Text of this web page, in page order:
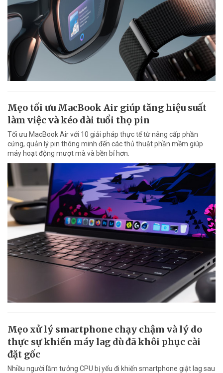
Mẹo tối ưu MacBook Air giúp tăng hiệu suất
làm việc và kéo dài tuổi thọ pin
Tối ưu MacBook Air với 10 giải pháp thực tế từ nâng cấp phần
cứng, quản lý pin thông minh đến các thủ thuật phần mềm giúp
máy hoạt động mượt mà và bền bỉ hơn.
Mẹo xử lý smartphone chạy chậm và lý do
thực sự khiến máy lag dù đã khôi phục cài
đặt gốc
Nhiều người lầm tưởng CPU bị yếu đi khiến smartphone giật lag sau